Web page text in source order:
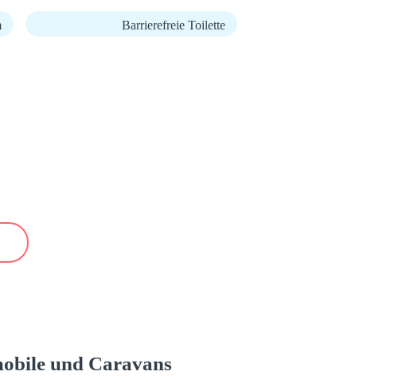
Barrierefreie Toilette
und Caravans